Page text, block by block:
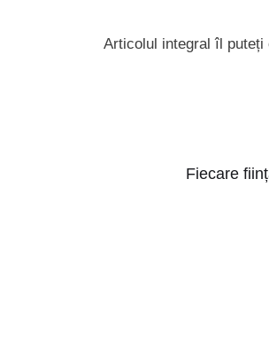
Articolul integral îl
Fiecare